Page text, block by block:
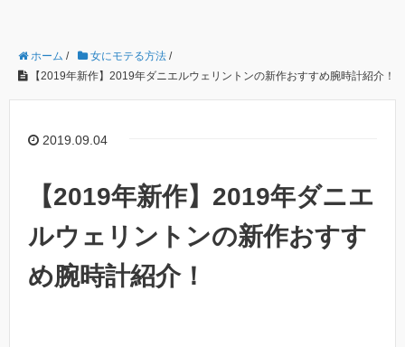
ホーム / 女にモテる方法 /
【2019年新作】2019年ダニエルウェリントンの新作おすすめ腕時計紹介！
2019.09.04
【2019年新作】2019年ダニエ
ルウェリントンの新作おすす
め腕時計紹介！